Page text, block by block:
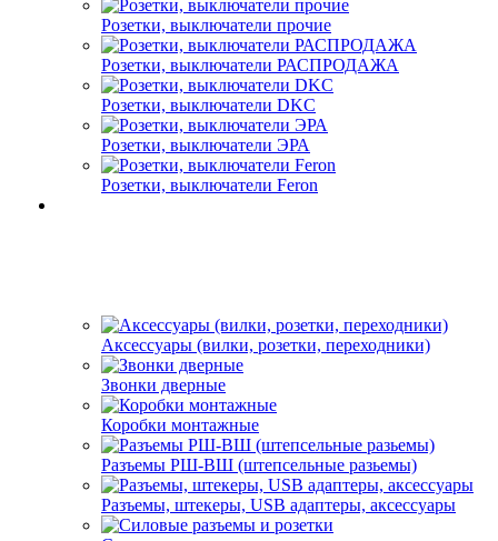
Розетки, выключатели прочие
Розетки, выключатели РАСПРОДАЖА
Розетки, выключатели DKC
Розетки, выключатели ЭРА
Розетки, выключатели Feron
Аксессуары (вилки, розетки, переходники)
Звонки дверные
Коробки монтажные
Разъемы РШ-ВШ (штепсельные разьемы)
Разъемы, штекеры, USB адаптеры, аксессуары